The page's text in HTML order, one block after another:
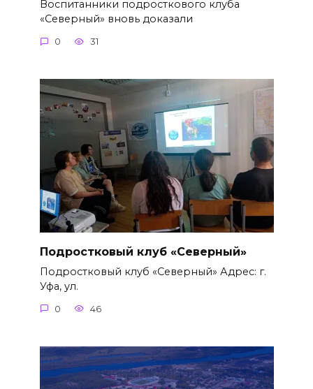
Воспитанники подросткового клуба
«Северный» вновь доказали
0 31
Подростковый клуб «Северный»
Подростковый клуб «Северный» Адрес: г.
Уфа, ул.
0 46